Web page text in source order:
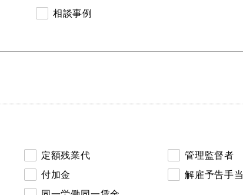
相談事例
定額残業代 管理監督者
付加金 解雇予告手当